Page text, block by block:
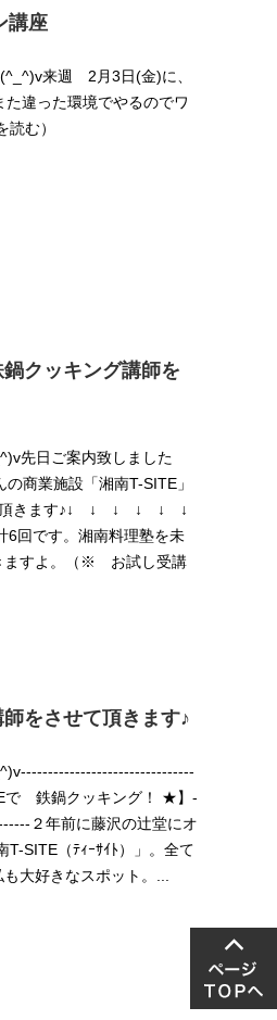
講座
来週 2月3日(金)に、
違った環境でやるのでワ
む）
クッキング講師を
先日ご案内致しました
商業施設「湘南T-SITE」
て頂きます♪↓ ↓ ↓ ↓ ↓ ↓
回です。湘南料理塾を未
ますよ。（※ お試し受講
をさせて頂きます♪
鉄鍋クッキング！ ★】-
２年前に藤沢の辻堂にオ
T-SITE（ﾃｨｰｻｲﾄ）」。全て
大好きなスポット。...